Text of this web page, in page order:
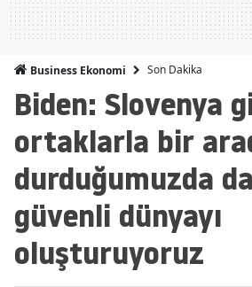
Business Ekonomi Son Dakika
Biden: Slovenya
ortaklarla bir
durduğumuzda
güvenli dünyayı
oluşturuyoruz